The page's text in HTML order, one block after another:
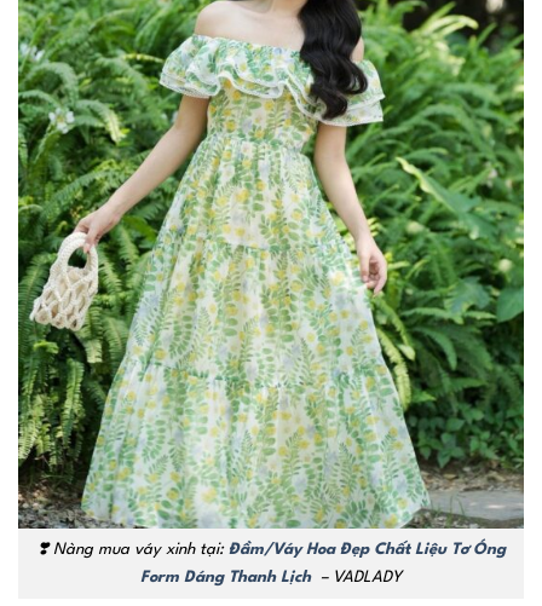
❣️ Nàng mua váy xinh tại: Đầm/Váy Hoa Đẹp Chất Liệu Tơ Óng
Form Dáng Thanh Lịch
– VADLADY